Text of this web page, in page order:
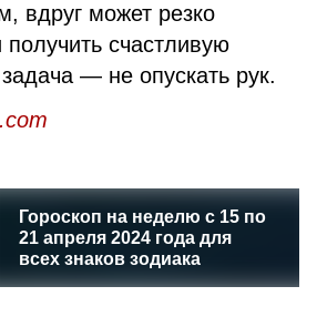
вдруг может резко
счастливую
— не опускать рук.
Гороскоп на неделю с 15 по
21 апреля 2024 года для
всех знаков зодиака